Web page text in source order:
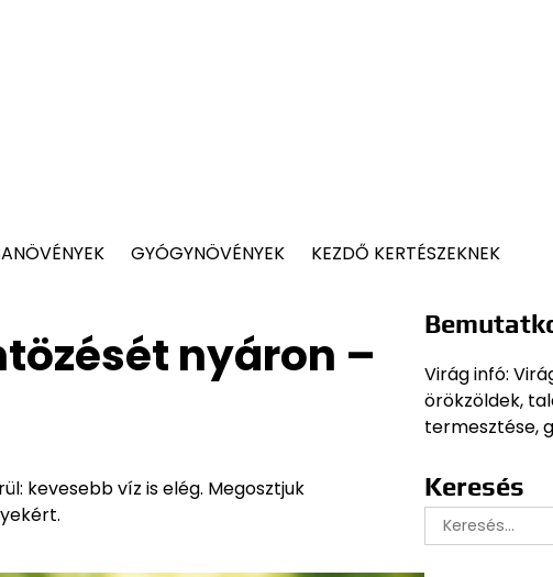
GYÓGYNÖVÉNYEK KEZDŐ KERTÉSZEKNEK
nyáron –
kevesebb víz is elég. Megosztjuk
Virág infó:
örökzöldek,
termesztése,
Keresés
Keresés: